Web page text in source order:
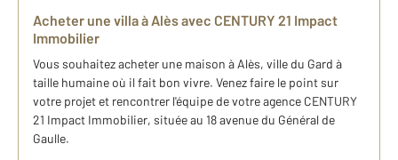
Acheter une villa à Alès avec CENTURY 21 Impact
Immobilier
Vous souhaitez acheter une maison à Alès, ville du Gard à
taille humaine où il fait bon vivre. Venez faire le point sur
votre projet et rencontrer l'équipe de votre agence CENTURY
21 Impact Immobilier, située au 18 avenue du Général de
Gaulle.